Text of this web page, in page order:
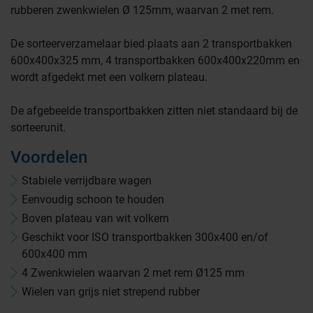
rubberen zwenkwielen Ø 125mm, waarvan 2 met rem.
De sorteerverzamelaar bied plaats aan 2 transportbakken
600x400x325 mm, 4 transportbakken 600x400x220mm en
wordt afgedekt met een volkern plateau.
De afgebeelde transportbakken zitten niet standaard bij de
sorteerunit.
Voordelen
Stabiele verrijdbare wagen
Eenvoudig schoon te houden
Boven plateau van wit volkern
Geschikt voor ISO transportbakken 300x400 en/of
600x400 mm
4 Zwenkwielen waarvan 2 met rem Ø125 mm
Wielen van grijs niet strepend rubber
Cleanrooms
Logistiek en opslag
Afvalinzamelaars
Farmaceutische industrie
Medicijn- en verbandkasten
Werkplekinrichting